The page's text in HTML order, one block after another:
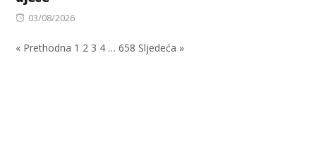
Posted
03/08/2026
« Prethodna 1 2 3 4 … 658 Sljedeća »